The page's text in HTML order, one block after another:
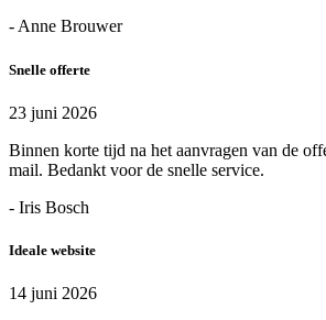
- Anne Brouwer
Snelle offerte
23 juni 2026
Binnen korte tijd na het aanvragen van de
mail. Bedankt voor de snelle service.
- Iris Bosch
Ideale website
14 juni 2026